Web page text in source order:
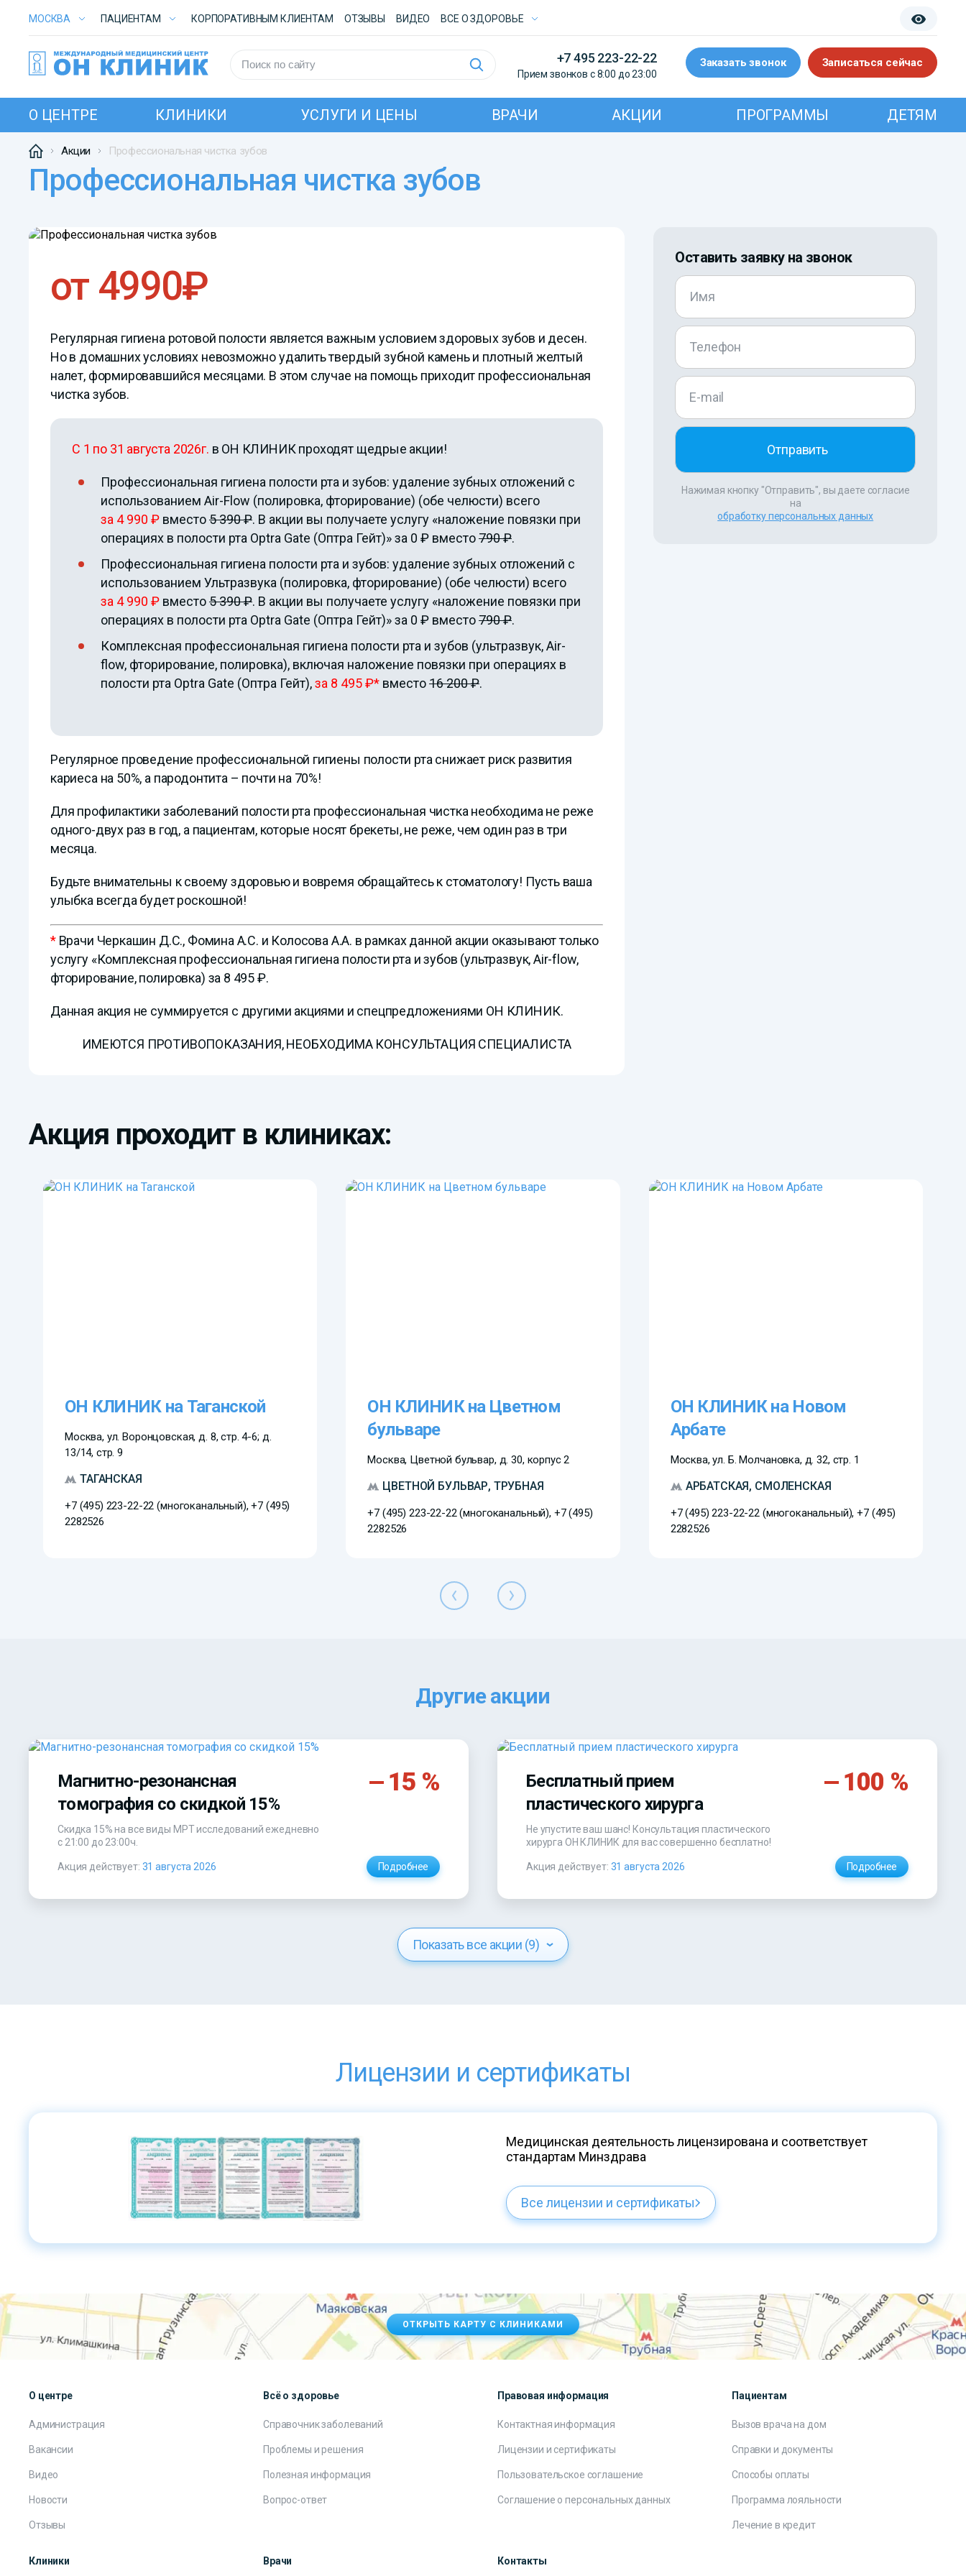
МОСКВА ПАЦИЕНТАМ КОРПОРАТИВНЫМ КЛИЕНТАМ ОТЗЫВЫ ВИДЕО ВСE О ЗДОРОВЬЕ
+7 495 223-22-22
Прием звонков с 8:00 до 23:00
Заказать звонок Записаться сейчас
О ЦЕНТРЕ КЛИНИКИ УСЛУГИ И ЦЕНЫ ВРАЧИ АКЦИИ ПРОГРАММЫ ДЕТЯМ
Акции Профессиональная чистка зубов
Профессиональная чистка зубов
от 4990₽
Регулярная гигиена ротовой полости является важным условием здоровых зубов и десен.
Но в домашних условиях невозможно удалить твердый зубной камень и плотный желтый
налет, формировавшийся месяцами. В этом случае на помощь приходит профессиональная
чистка зубов.
С 1 по 31 августа 2026г. в ОН КЛИНИК проходят щедрые акции!
Профессиональная гигиена полости рта и зубов: удаление зубных отложений с
использованием Air-Flow (полировка, фторирование) (обе челюсти) всего
за 4 990 ₽ вместо5 390 ₽. В акции вы получаете услугу «наложение повязки при
операциях в полости рта Optra Gate (Оптра Гейт)» за 0 ₽ вместо790 ₽.
Профессиональная гигиена полости рта и зубов: удаление зубных отложений с
использованием Ультразвука (полировка, фторирование) (обе челюсти) всего
за 4 990 ₽ вместо5 390 ₽. В акции вы получаете услугу «наложение повязки при
операциях в полости рта Optra Gate (Оптра Гейт)» за 0 ₽ вместо790 ₽.
Комплексная профессиональная гигиена полости рта и зубов (ультразвук, Air-
flow, фторирование, полировка), включая наложение повязки при операциях в
полости рта Optra Gate (Оптра Гейт),за 8 495 ₽* вместо16 200 ₽.
Регулярное проведение профессиональной гигиены полости рта снижает риск развития
кариеса на 50%, а пародонтита – почти на 70%!
Для профилактики заболеваний полости рта профессиональная чистка необходима не реже
одного-двух раз в год, а пациентам, которые носят брекеты, не реже, чем один раз в три
месяца.
Будьте внимательны к своему здоровью и вовремя обращайтесь к стоматологу! Пусть ваша
улыбка всегда будет роскошной!
*Врачи Черкашин Д.С., Фомина А.С. и Колосова А.А. в рамках данной акции оказывают только
услугу «Комплексная профессиональная гигиена полости рта и зубов (ультразвук, Air-flow,
фторирование, полировка) за 8 495 ₽.
Данная акция не суммируется с другими акциями и спецпредложениями ОН КЛИНИК.
ИМЕЮТСЯ ПРОТИВОПОКАЗАНИЯ, НЕОБХОДИМА КОНСУЛЬТАЦИЯ СПЕЦИАЛИСТА
Оставить заявку на звонок
Нажимая кнопку "Отправить", вы даете согласие
на
обработку персональных данных
Акция проходит в клиниках:
ОН КЛИНИК на Таганской
Москва, ул. Воронцовская, д. 8, стр. 4-6; д.
13/14, стр. 9
ТАГАНСКАЯ
+7 (495) 223-22-22 (многоканальный), +7 (495)
2282526
ОН КЛИНИК на Цветном
бульваре
Москва, Цветной бульвар, д. 30, корпус 2
ЦВЕТНОЙ БУЛЬВАР, ТРУБНАЯ
+7 (495) 223-22-22 (многоканальный), +7 (495)
2282526
ОН КЛИНИК на Новом
Арбате
Москва, ул. Б. Молчановка, д. 32, стр. 1
АРБАТСКАЯ, СМОЛЕНСКАЯ
+7 (495) 223-22-22 (многоканальный), +7 (495)
2282526
Другие акции
Магнитно-резонансная
томография со скидкой 15%
15 %
Скидка 15% на все виды МРТ исследований ежедневно
с 21:00 до 23:00ч.
Акция действует: 31 августа 2026 Подробнее
Бесплатный прием
пластического хирурга
100 %
Не упустите ваш шанс! Консультация пластического
хирурга ОН КЛИНИК для вас совершенно бесплатно!
Акция действует: 31 августа 2026 Подробнее
Показать все акции (9)
Лицензии и сертификаты
Медицинская деятельность лицензирована и соответствует
стандартам Минздрава
Все лицензии и сертификаты
ОТКРЫТЬ КАРТУ С КЛИНИКАМИ
О центре
Администрация
Вакансии
Видео
Новости
Отзывы
Всё о здоровье
Справочник заболеваний
Проблемы и решения
Полезная информация
Вопрос-ответ
Правовая информация
Контактная информация
Лицензии и сертификаты
Пользовательское соглашение
Соглашение о персональных данных
Пациентам
Вызов врача на дом
Справки и документы
Способы оплаты
Программа лояльности
Лечение в кредит
Клиники Врачи Контакты